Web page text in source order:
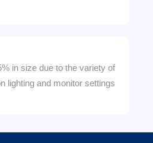
in size due to the variety of
lighting and monitor settings.